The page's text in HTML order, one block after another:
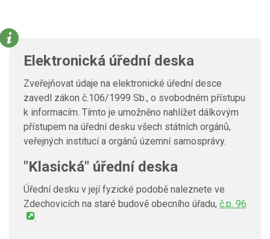
Elektronická úřední deska
Zveřejňovat údaje na elektronické úřední desce
zavedl zákon č.106/1999 Sb., o svobodném přístupu
k informacím. Tímto je umožněno nahlížet dálkovým
přístupem na úřední desku všech státních orgánů,
veřejných institucí a orgánů územní samosprávy.
"Klasická" úřední deska
Úřední desku v její fyzické podobě naleznete ve
Zdechovicích na staré budově obecního úřadu, č.p. 96
.